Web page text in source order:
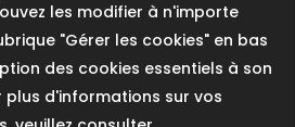
les modifier à n'importe
"Gérer les cookies" en bas
des cookies essentiels à son
plus d'informations sur vos